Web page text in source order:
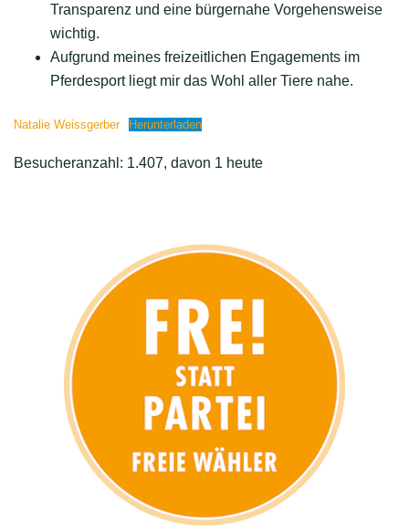
Transparenz und eine bürgernahe Vorgehensweise
wichtig.
Aufgrund meines freizeitlichen Engagements im
Pferdesport liegt mir das Wohl aller Tiere nahe.
Natalie Weissgerber Herunterladen
Besucheranzahl: 1.407, davon 1 heute